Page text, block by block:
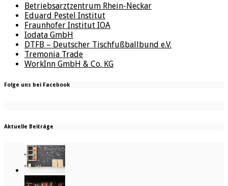
Betriebsarztzentrum Rhein-Neckar
Eduard Pestel Institut
Fraunhofer Institut IOA
Iodata GmbH
DTFB – Deutscher Tischfußballbund e.V.
Tremonia Trade
WorkInn GmbH & Co. KG
Folge uns bei Facebook
Aktuelle Beiträge